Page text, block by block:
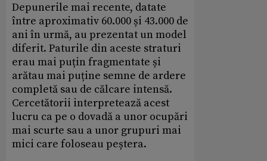
Depunerile mai recente, datate
între aproximativ 60.000 și 43.000 de
ani în urmă, au prezentat un model
diferit. Paturile din aceste straturi
erau mai puțin fragmentate și
arătau mai puține semne de ardere
completă sau de călcare intensă.
Cercetătorii interpretează acest
lucru ca pe o dovadă a unor ocupări
mai scurte sau a unor grupuri mai
mici care foloseau peștera.